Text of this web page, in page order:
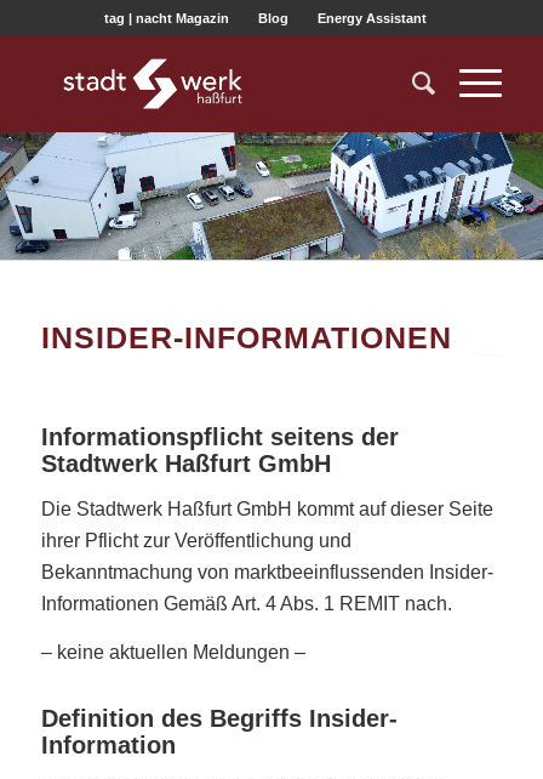
tag | nacht Magazin Blog Energy Assistant
INSIDER-INFORMATIONEN
Informationspflicht seitens der
Stadtwerk Haßfurt GmbH
Die Stadtwerk Haßfurt GmbH kommt auf dieser Seite
ihrer Pflicht zur Veröffentlichung und
Bekanntmachung von marktbeeinflussenden Insider-
Informationen Gemäß Art. 4 Abs. 1 REMIT nach.
– keine aktuellen Meldungen –
Definition des Begriffs Insider-
Information